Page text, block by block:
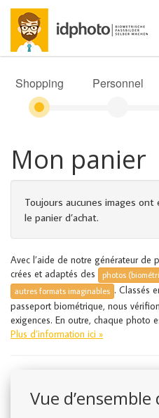
Shopping Personnel
Mon panier
Toujours aucunes images
le panier d’achat.
Avec l’aide de notre générateur
crées et adaptés des
photos
autres formats imaginables . Classés
passeport biométrique, nous
exigences. En outre, chaque photo
Plus d’information ici »
Vue